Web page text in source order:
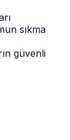
sıkma
güvenli